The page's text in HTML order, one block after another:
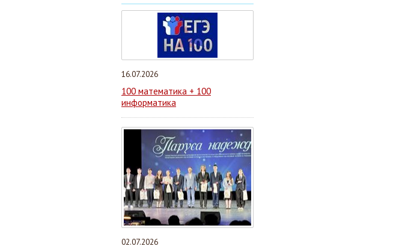
16.07.2026
100 математика + 100
информатика
02.07.2026